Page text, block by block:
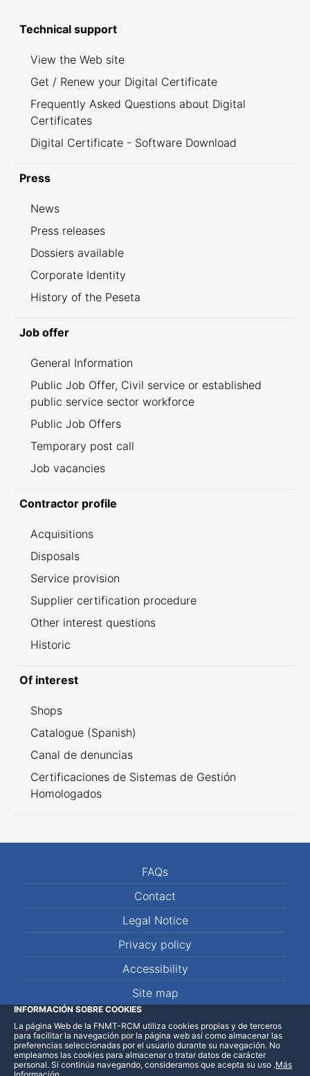
Technical support
View the Web site
Get / Renew your Digital Certificate
Frequently Asked Questions about Digital
Certificates
Digital Certificate - Software Download
Press
News
Press releases
Dossiers available
Corporate Identity
History of the Peseta
Job offer
General Information
Public Job Offer, Civil service or established
public service sector workforce
Public Job Offers
Temporary post call
Job vacancies
Contractor profile
Acquisitions
Disposals
Service provision
Supplier certification procedure
Other interest questions
Historic
Of interest
Shops
Catalogue (Spanish)
Canal de denuncias
Certificaciones de Sistemas de Gestión
Homologados
FAQs
Contact
Legal Notice
Privacy policy
Accessibility
Site map
LinkedInFacebookWhatsApp
INFORMACIÓN SOBRE COOKIES
La página Web de la FNMT-RCM utiliza cookies propias y de terceros
para facilitar la navegación por la página web así como almacenar las
preferencias seleccionadas por el usuario durante su navegación. No
empleamos las cookies para almacenar o tratar datos de carácter
personal. Si continúa navegando, consideramos que acepta su uso .Más